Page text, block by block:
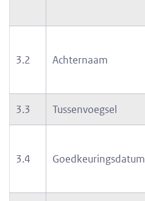
3.2 Achternaam
3.3 Tussenvoegsel
3.4 Goedkeuringsdatum